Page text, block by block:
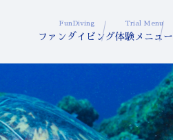
FunDiving
ファンダイビング
Trial Menu
体験メニュー